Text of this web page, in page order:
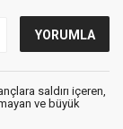
saldırı içeren,
ve büyük